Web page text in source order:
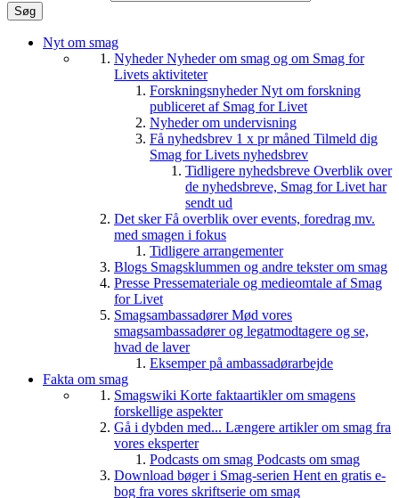
Nyt om smag
NyhederNyheder om smag og om Smag for
Livets aktiviteter
ForskningsnyhederNyt om forskning
publiceret af Smag for Livet
Nyheder om undervisning
Få nyhedsbrev 1 x pr måned Tilmeld dig
Smag for Livets nyhedsbrev
Tidligere nyhedsbreve Overblik over
de nyhedsbreve, Smag for Livet har
sendt ud
Det skerFå overblik over events, foredrag mv.
med smagen i fokus
Tidligere arrangementer
Blogs Smagsklummen og andre tekster om smag
Presse Pressemateriale og medieomtale af Smag
for Livet
SmagsambassadørerMød vores
smagsambassadører og legatmodtagere og se,
hvad de laver
Eksemper på ambassadørarbejde
Fakta om smag
Smagswiki Korte faktaartikler om smagens
forskellige aspekter
Gå i dybden med... Længere artikler om smag fra
vores eksperter
Podcasts om smag Podcasts om smag
Download bøger i Smag-serien Hent en gratis e-
bog fra vores skriftserie om smag